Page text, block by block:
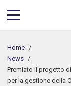
Home /
News /
Premiato il progetto
per la gestione della